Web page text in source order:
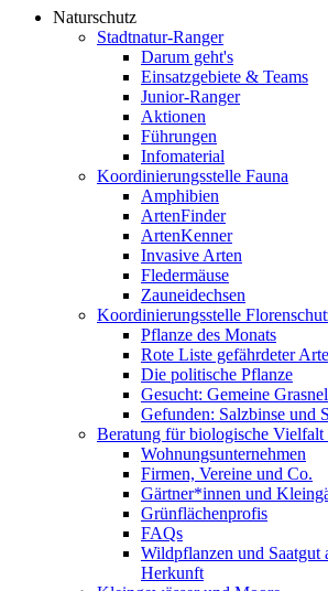
Naturschutz
Stadtnatur-Ranger
Darum geht's
Einsatzgebiete & Teams
Junior-Ranger
Aktionen
Führungen
Infomaterial
Koordinierungsstelle Fauna
Amphibien
ArtenFinder
ArtenKenner
Invasive Arten
Fledermäuse
Zauneidechsen
Koordinierungsstelle
Pflanze des Monats
Rote Liste gefährdeter
Die politische Pflanze
Gesucht: Gemeine
Gefunden: Salzbinse und
Beratung für biologische Vielfalt
Wohnungsunternehmen
Firmen, Vereine und Co.
Gärtner*innen und
Grünflächenprofis
FAQs
Wildpflanzen und Saatgut
Herkunft